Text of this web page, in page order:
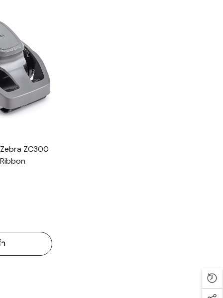
ZC300